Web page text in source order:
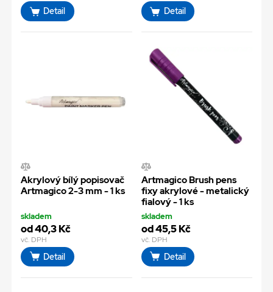
Detail Detail
Akrylový bílý popisovač
Artmagico 2-3 mm - 1 ks
skladem
od 40,3 Kč
vč. DPH
Detail
Artmagico Brush pens
fixy akrylové - metalický
fialový - 1 ks
skladem
od 45,5 Kč
vč. DPH
Detail